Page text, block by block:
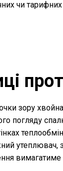
чи
зору
погляду
вимагатиме